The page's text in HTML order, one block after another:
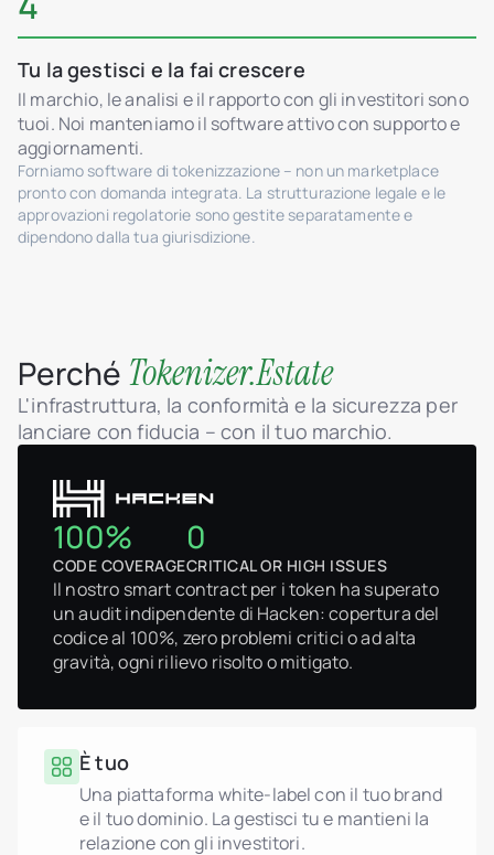
Tu la gestisci e la fai crescere
Il marchio, le analisi e il rapporto con gli investitori sono
tuoi. Noi manteniamo il software attivo con supporto e
aggiornamenti.
Forniamo software di tokenizzazione – non un marketplace
pronto con domanda integrata. La strutturazione legale e le
approvazioni regolatorie sono gestite separatamente e
dipendono dalla tua giurisdizione.
Perché Tokenizer.Estate
L'infrastruttura, la conformità e la sicurezza per
lanciare con fiducia – con il tuo marchio.
100%
CODE COVERAGE
0
CRITICAL OR HIGH ISSUES
Il nostro smart contract per i token ha superato
un audit indipendente di Hacken: copertura del
codice al 100%, zero problemi critici o ad alta
gravità, ogni rilievo risolto o mitigato.
È tuo
Una piattaforma white-label con il tuo brand
e il tuo dominio. La gestisci tu e mantieni la
relazione con gli investitori.